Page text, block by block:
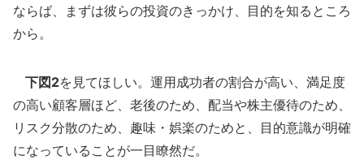
ならば、まずは彼らの投資のきっかけ、目的を知るところ
から。
下図2を見てほしい。運用成功者の割合が高い、満足度
の高い顧客層ほど、老後のため、配当や株主優待のため、
リスク分散のため、趣味・娯楽のためと、目的意識が明確
になっていることが一目瞭然だ。